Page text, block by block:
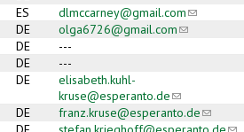
ES dlmccarney@gmail.com(link
DE olga6726@gmail.com(link sends
DE ---
DE ---
DE
elisabeth.kuhl-
kruse@esperanto.de(link sends e-
DE franz.kruse@esperanto.de(link